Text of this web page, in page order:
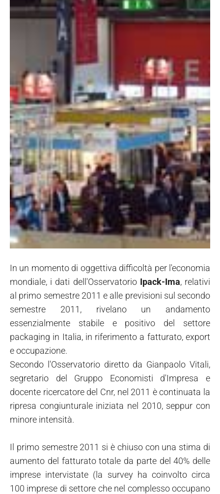
In un momento di oggettiva difficoltà per l'economia
mondiale, i dati dell'Osservatorio Ipack-Ima, relativi
al primo semestre 2011 e alle previsioni sul secondo
semestre 2011, rivelano un andamento
essenzialmente stabile e positivo del settore
packaging in Italia, in riferimento a fatturato, export
e occupazione.
Secondo l'Osservatorio diretto da Gianpaolo Vitali,
segretario del Gruppo Economisti d'Impresa e
docente ricercatore del Cnr, nel 2011 è continuata la
ripresa congiunturale iniziata nel 2010, seppur con
minore intensità.
Il primo semestre 2011 si è chiuso con una stima di
aumento del fatturato totale da parte del 40% delle
imprese intervistate (la survey ha coinvolto circa
100 imprese di settore che nel complesso occupano